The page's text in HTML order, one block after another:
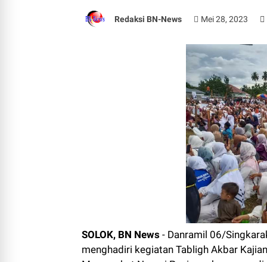
Redaksi BN-News Mei 28, 2023
SOLOK, BN News - Danramil 06/
menghadiri kegiatan Tabligh Akbar